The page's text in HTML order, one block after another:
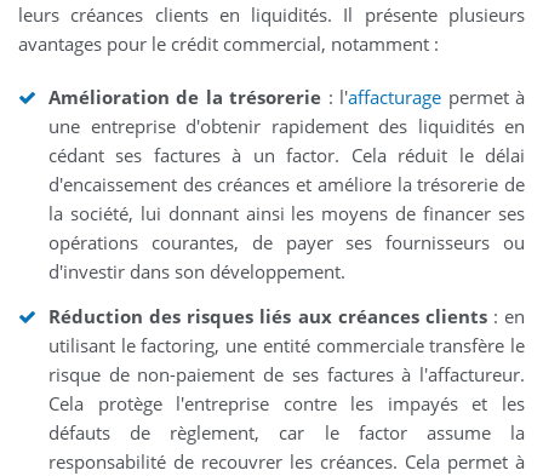
leurs créances clients en liquidités. Il présente plusieurs
avantages pour le crédit commercial, notamment :
Amélioration de la trésorerie : l'affacturage permet à
une entreprise d'obtenir rapidement des liquidités en
cédant ses factures à un factor. Cela réduit le délai
d'encaissement des créances et améliore la trésorerie de
la société, lui donnant ainsi les moyens de financer ses
opérations courantes, de payer ses fournisseurs ou
d'investir dans son développement.
Réduction des risques liés aux créances clients: en
utilisant le factoring, une entité commerciale transfère le
risque de non-paiement de ses factures à l'affactureur.
Cela protège l'entreprise contre les impayés et les
défauts de règlement, car le factor assume la
responsabilité de recouvrer les créances. Cela permet à